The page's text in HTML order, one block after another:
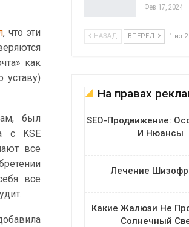
, что эти
как
уставу)
был
с KSE
все
все
Фев 17, 2024
НАЗАД ВПЕРЕД 1 из
На правах
SEO-Продвижение:
И Нюансы
Лечение
Какие Жалюзи Не
Солнечный